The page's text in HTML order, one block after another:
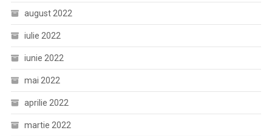
august 2022
iulie 2022
iunie 2022
mai 2022
aprilie 2022
martie 2022